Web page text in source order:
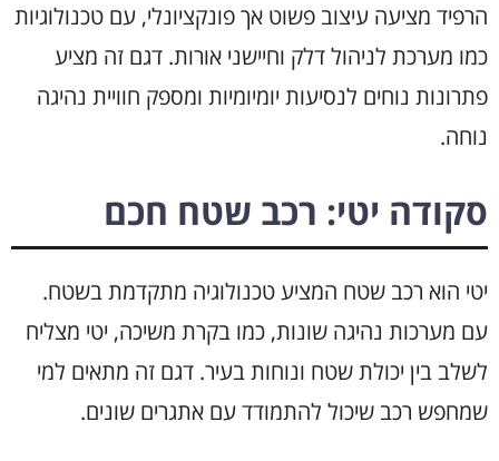
הרפיד מציעה עיצוב פשוט אך פונקציונלי, עם טכנולוגיות
כמו מערכת לניהול דלק וחיישני אורות. דגם זה מציע
פתרונות נוחים לנסיעות יומיומיות ומספק חוויית נהיגה
נוחה.
סקודה יטי: רכב שטח חכם
יטי הוא רכב שטח המציע טכנולוגיה מתקדמת בשטח.
עם מערכות נהיגה שונות, כמו בקרת משיכה, יטי מצליח
לשלב בין יכולת שטח ונוחות בעיר. דגם זה מתאים למי
שמחפש רכב שיכול להתמודד עם אתגרים שונים.